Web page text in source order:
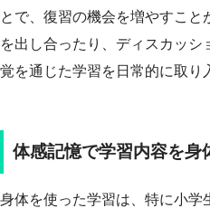
とで、復習の機会を増やすこ
を出し合ったり、ディスカッ
覚を通じた学習を日常的に取り
体感記憶で学習内容を身
身体を使った学習は、特に小学